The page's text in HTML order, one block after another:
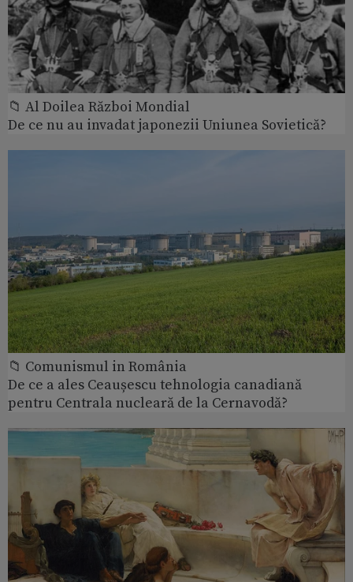
📁 Al Doilea Război Mondial
De ce nu au invadat japonezii Uniunea Sovietică?
📁 Comunismul in România
De ce a ales Ceaușescu tehnologia canadiană
pentru Centrala nucleară de la Cernavodă?